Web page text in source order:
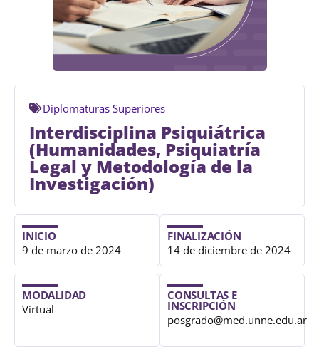
Diplomaturas Superiores
Interdisciplina Psiquiátrica
(Humanidades, Psiquiatría
Legal y Metodología de la
Investigación)
INICIO
9 de marzo de 2024
FINALIZACIÓN
14 de diciembre de 2024
MODALIDAD
Virtual
CONSULTAS E
INSCRIPCIÓN
posgrado@med.unne.edu.ar